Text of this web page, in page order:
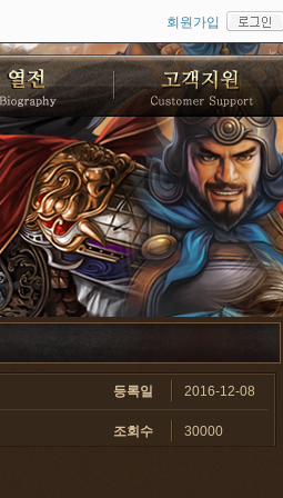
회원가입
등록일 2016-12-08
조회수 30000